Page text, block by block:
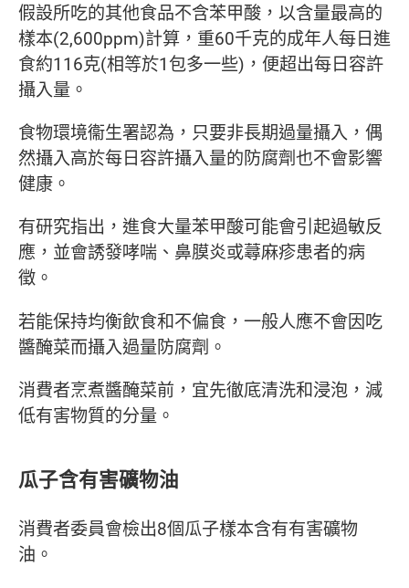
假設所吃的其他食品不含苯甲酸，以含量最高的
樣本(2,600ppm)計算，重60千克的成年人每日進
食約116克(相等於1包多一些)，便超出每日容許
攝入量。
食物環境衞生署認為，只要非長期過量攝入，偶
然攝入高於每日容許攝入量的防腐劑也不會影響
健康。
有研究指出，進食大量苯甲酸可能會引起過敏反
應，並會誘發哮喘、鼻膜炎或蕁麻疹患者的病
徵。
若能保持均衡飲食和不偏食，一般人應不會因吃
醬醃菜而攝入過量防腐劑。
消費者烹煮醬醃菜前，宜先徹底清洗和浸泡，減
低有害物質的分量。
瓜子含有害礦物油
消費者委員會檢出8個瓜子樣本含有有害礦物
油。